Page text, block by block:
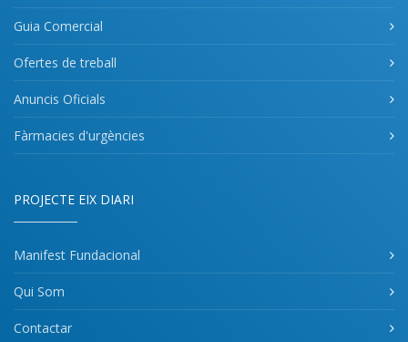
Guia Comercial
Ofertes de treball
Anuncis Oficials
Fàrmacies d'urgències
PROJECTE EIX DIARI
Manifest Fundacional
Qui Som
Contactar